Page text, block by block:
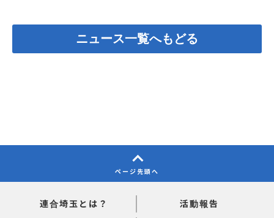
ニュース一覧へもどる
ページ先頭へ
連合埼玉とは？ 活動報告